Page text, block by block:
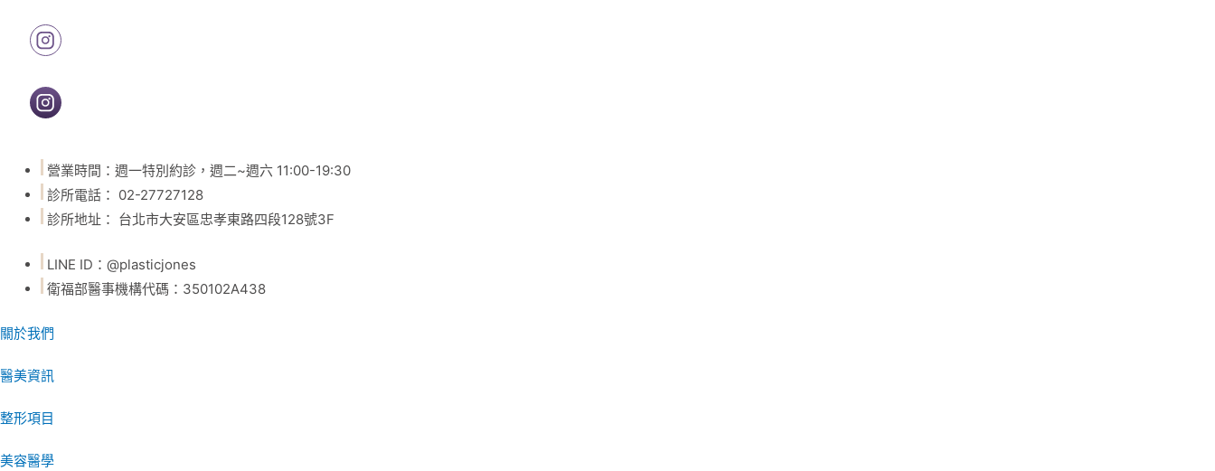
營業時間：週一特別約診，週二~週六 11:00-19:30
診所電話： 02-27727128
診所地址： 台北市大安區忠孝東路四段128號3F
LINE ID：@plasticjones
衛福部醫事機構代碼：350102A438
關於我們
醫美資訊
整形項目
美容醫學